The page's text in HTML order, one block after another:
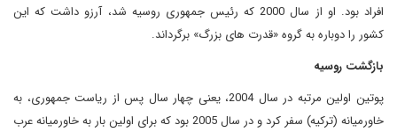
افراد بود. او از سال 2000 که رئیس جمهوری روسیه شد، آرزو داشت که این
کشور را دوباره به گروه «قدرت های بزرگ» برگرداند.
بازگشت روسیه
پوتین اولین مرتبه در سال 2004، یعنی چهار سال پس از ریاست جمهوری، به
خاورمیانه (ترکیه) سفر کرد و در سال 2005 بود که برای اولین بار به خاورمیانه عرب